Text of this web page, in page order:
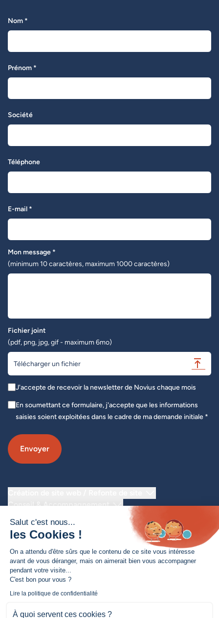
Salut c'est nous...
les Cookies !
On a attendu d'être sûrs que le contenu de ce site vous intéresse
avant de vous déranger, mais on aimerait bien vous accompagner
pendant votre visite...
C'est bon pour vous ?
Lire la politique de confidentialité
À quoi servent ces cookies ?
Nom *
Prénom *
Société
Téléphone
E-mail *
Mon message *
(minimum 10 caractères, maximum 1000 caractères)
Fichier joint
(pdf, png, jpg, gif - maximum 6mo)
Télécharger un fichier
J'accepte de recevoir la newsletter de Novius chaque mois
En soumettant ce formulaire, j'accepte que les informations
saisies soient exploitées dans le cadre de ma demande initiale *
Envoyer
Conseil & Accompagnement
Novius
Nos métiers
Nos technologies